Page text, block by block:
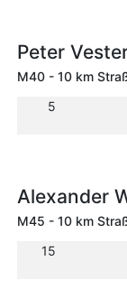
Peter
M40 - 10 km
5
Alexander
M45 - 10 km
15